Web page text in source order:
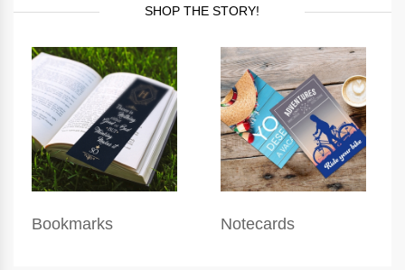
SHOP THE STORY!
Bookmarks Notecards